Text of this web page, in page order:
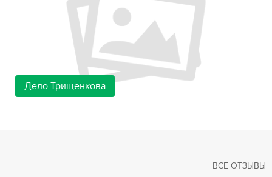
Дело Трищенкова
ВСЕ ОТЗЫВЫ